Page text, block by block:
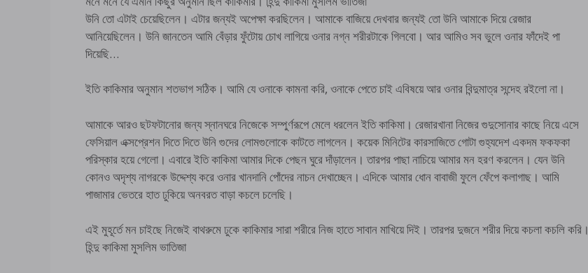
উনি তো এটাই চেয়েছিলেন। এটার জন্যই অপেক্ষা করছিলেন। আমাকে বাজিয়ে দেখবার জন্যই তো উনি আমাকে দিয়ে রেজার
আনিয়েছিলেন। উনি জানতেন আমি বেঁড়ার ফুঁটোয় চোখ লাগিয়ে ওনার নগ্ন শরীরটাকে গিলবো। আর আমিও সব ভুলে ওনার ফাঁদেই পা
দিয়েছি…
ইতি কাকিমার অনুমান শতভাগ সঠিক। আমি যে ওনাকে কামনা করি, ওনাকে পেতে চাই এবিষয়ে আর ওনার বিন্দুমাত্র সন্দেহ রইলো না।
আমাকে আরও ছটফটানোর জন্য স্নানঘরে নিজেকে সম্পুর্ণরূপে মেলে ধরলেন ইতি কাকিমা। রেজারখানা নিজের গুদুসোনার কাছে নিয়ে এসে
ফেসিয়াল এক্সপ্রেশন দিতে দিতে উনি গুদের লোমগুলোকে কাটতে লাগলেন। কয়েক মিনিটের কারসাজিতে গোটা গুহ্যদেশ একদম ফকফকা
পরিস্কার হয়ে গেলো। এবারে ইতি কাকিমা আমার দিকে পেছন ঘুরে দাঁড়ালেন। তারপর পাছা নাচিয়ে আমার মন হরণ করলেন। যেন উনি
কোনও অদৃশ্য নাগরকে উদ্দেশ্য করে ওনার খানদানি পোঁদের নাচন দেখাচ্ছেন। এদিকে আমার ধোন বাবাজী ফুলে ফেঁপে কলাগাছ। আমি
পাজামার ভেতরে হাত ঢুকিয়ে অনবরত বাড়া কচলে চলেছি।
এই মুহূর্তে মন চাইছে নিজেই বাথরুমে ঢুকে কাকিমার সারা শরীরে নিজ হাতে সাবান মাখিয়ে দিই। তারপর দুজনে শরীর দিয়ে কচলা কচলি করি।
হিন্দু কাকিমা মুসলিম ভাতিজা